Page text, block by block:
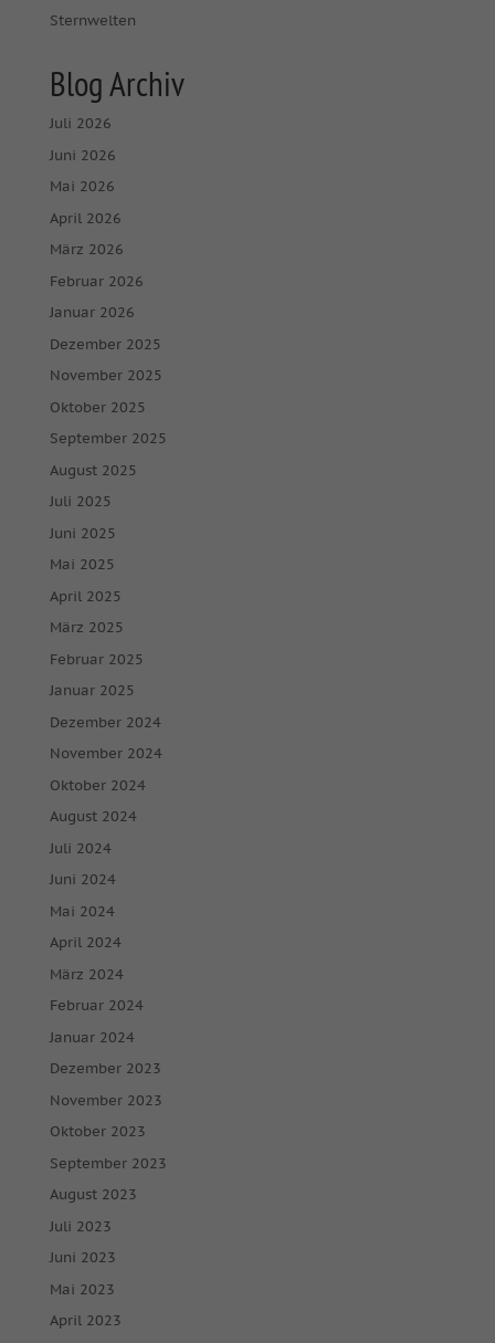
Sternwelten
Blog Archiv
Juli 2026
Juni 2026
Mai 2026
April 2026
März 2026
Februar 2026
Januar 2026
Dezember 2025
November 2025
Oktober 2025
September 2025
August 2025
Juli 2025
Juni 2025
Mai 2025
April 2025
März 2025
Februar 2025
Januar 2025
Dezember 2024
November 2024
Oktober 2024
August 2024
Juli 2024
Juni 2024
Mai 2024
April 2024
März 2024
Februar 2024
Januar 2024
Dezember 2023
November 2023
Oktober 2023
September 2023
August 2023
Juli 2023
Juni 2023
Mai 2023
April 2023